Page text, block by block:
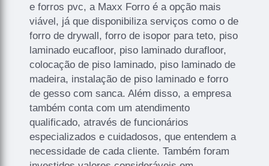
e forros pvc, a Maxx Forro é a opção mais
viável, já que disponibiliza serviços como o de
forro de drywall, forro de isopor para teto, piso
laminado eucafloor, piso laminado durafloor,
colocação de piso laminado, piso laminado de
madeira, instalação de piso laminado e forro
de gesso com sanca. Além disso, a empresa
também conta com um atendimento
qualificado, através de funcionários
especializados e cuidadosos, que entendem a
necessidade de cada cliente. Também foram